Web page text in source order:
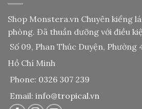
Shop Monstera.vn Chuyên kiểng
phòng. Đã thuần dưỡng với điều
Số 09, Phan Thúc Duyện, Phường
Hồ Chí Minh
Phone: 0326 307 239
Email: info@tropical.vn